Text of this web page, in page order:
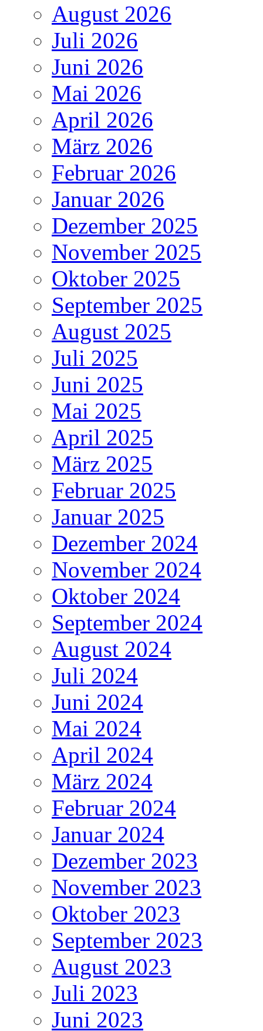
August 2026
Juli 2026
Juni 2026
Mai 2026
April 2026
März 2026
Februar 2026
Januar 2026
Dezember 2025
November 2025
Oktober 2025
September 2025
August 2025
Juli 2025
Juni 2025
Mai 2025
April 2025
März 2025
Februar 2025
Januar 2025
Dezember 2024
November 2024
Oktober 2024
September 2024
August 2024
Juli 2024
Juni 2024
Mai 2024
April 2024
März 2024
Februar 2024
Januar 2024
Dezember 2023
November 2023
Oktober 2023
September 2023
August 2023
Juli 2023
Juni 2023